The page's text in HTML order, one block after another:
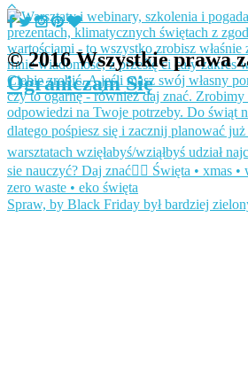
Spraw, by Black Friday był bardziej
© 2016 Wszystkie prawa
Ograniczam Się